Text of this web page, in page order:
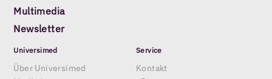
Multimedia
Newsletter
Universimed
Über Universimed
Service
Kontakt